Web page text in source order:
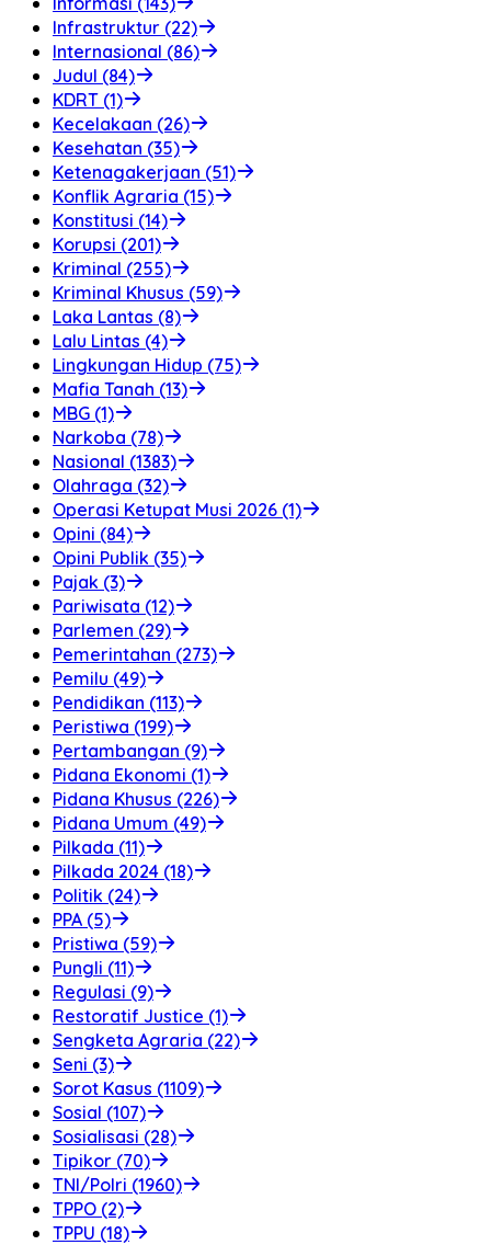
Infrastruktur (22)
Internasional (86)
Judul (84)
KDRT (1)
Kecelakaan (26)
Kesehatan (35)
Ketenagakerjaan (51)
Konflik Agraria (15)
Konstitusi (14)
Korupsi (201)
Kriminal (255)
Kriminal Khusus (59)
Laka Lantas (8)
Lalu Lintas (4)
Lingkungan Hidup (75)
Mafia Tanah (13)
MBG (1)
Narkoba (78)
Nasional (1383)
Olahraga (32)
Operasi Ketupat Musi 2026 (1)
Opini (84)
Opini Publik (35)
Pajak (3)
Pariwisata (12)
Parlemen (29)
Pemerintahan (273)
Pemilu (49)
Pendidikan (113)
Peristiwa (199)
Pertambangan (9)
Pidana Ekonomi (1)
Pidana Khusus (226)
Pidana Umum (49)
Pilkada (11)
Pilkada 2024 (18)
Politik (24)
PPA (5)
Pristiwa (59)
Pungli (11)
Regulasi (9)
Restoratif Justice (1)
Sengketa Agraria (22)
Seni (3)
Sorot Kasus (1109)
Sosial (107)
Sosialisasi (28)
Tipikor (70)
TNI/Polri (1960)
TPPO (2)
TPPU (18)